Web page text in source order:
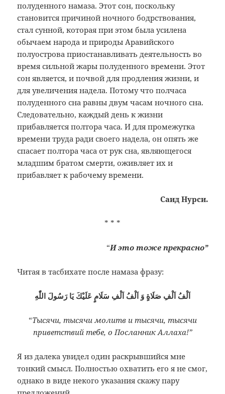
полуденного намаза. Этот сон, поскольку
становится причиной ночного бодрствования,
стал сунной, которая при этом была усилена
обычаем народа и природы Аравийского
полуострова приостанавливать деятельность во
время сильной жары полуденного времени. Этот
сон является, и почвой для продления жизни, и
для увеличения надела. Потому что полчаса
полуденного сна равны двум часам ночного сна.
Следовательно, каждый день к жизни
прибавляется полтора часа. И для промежутка
времени труда ради своего надела, он опять же
спасает полтора часа от рук сна, являющегося
младшим братом смерти, оживляет их и
прибавляет к рабочему времени.
Саид Нурси.
* * *
“И это тоже прекрасно”
Читая в тасбихате после намаза фразу:
اَلْفُ اَلْفِ صَلَاةٍ وَ اَلْفُ اَلْفِ سَلَامٍ عَلَيْكَ يَا رَسُولَ اللّٰهِ
“Тысячи, тысячи молитв и тысячи, тысячи
приветствий тебе, о Посланник Аллаха!”
Я из далека увидел один раскрывшийся мне
тонкий смысл. Полностью охватить его я не смог,
однако в виде некого указания скажу пару